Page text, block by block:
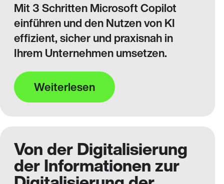
Mit 3 Schritten Microsoft Copilot
einführen und den Nutzen von KI
effizient, sicher und praxisnah in
Ihrem Unternehmen umsetzen.
Weiterlesen
Von der Digitalisierung
der Informationen zur